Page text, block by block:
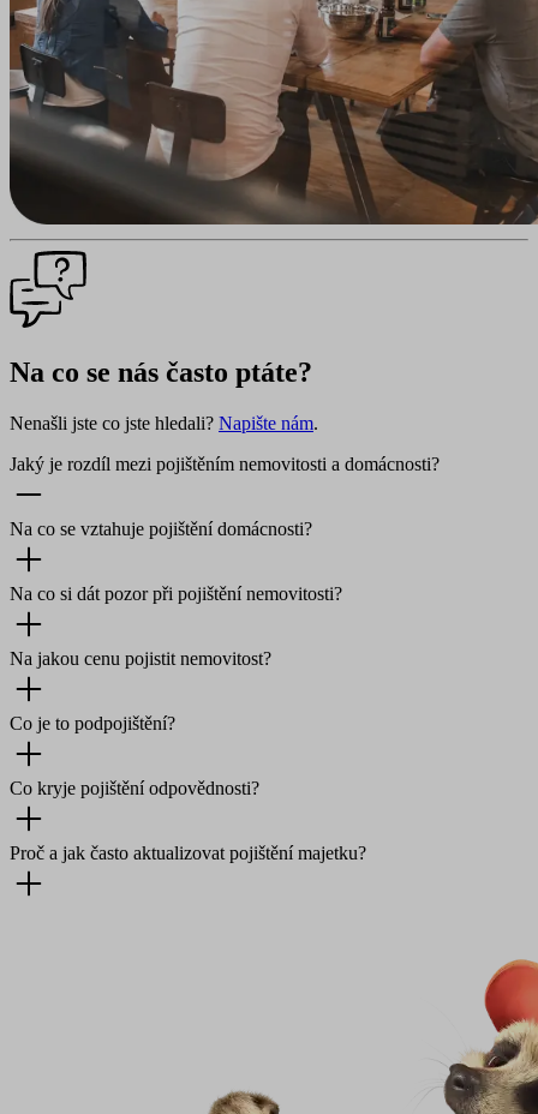
Na co se nás často ptáte?
Nenašli jste co jste hledali? Napište nám.
Jaký je rozdíl mezi pojištěním nemovitosti a domácnosti?
Na co se vztahuje pojištění domácnosti?
Na co si dát pozor při pojištění nemovitosti?
Na jakou cenu pojistit nemovitost?
Co je to podpojištění?
Co kryje pojištění odpovědnosti?
Proč a jak často aktualizovat pojištění majetku?